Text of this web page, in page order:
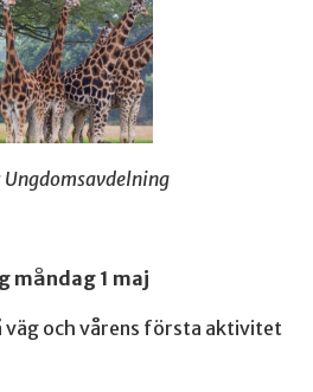
Ungdomsavdelning
måndag 1 maj
väg och vårens första aktivitet